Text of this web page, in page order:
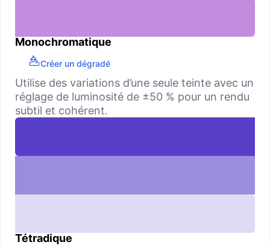
Monochromatique
Créer un dégradé
Utilise des variations d’une seule teinte avec un
réglage de luminosité de ±50 % pour un rendu
subtil et cohérent.
Tétradique